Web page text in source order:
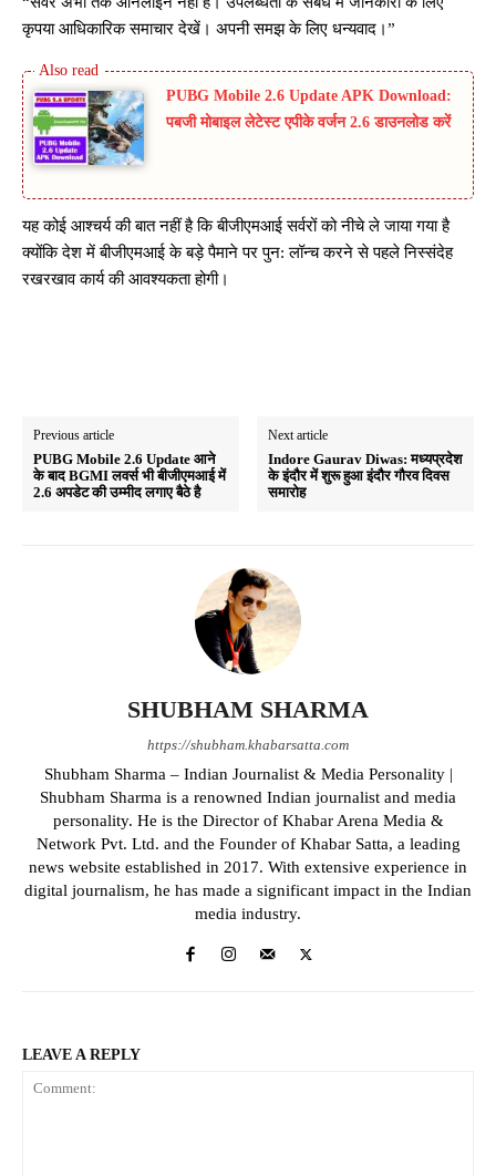
कृपया आधिकारिक समाचार देखें। अपनी समझ के लिए धन्यवाद।”
PUBG Mobile 2.6 Update APK Download:
पबजी मोबाइल लेटेस्ट एपीके वर्जन 2.6 डाउनलोड करें
यह कोई आश्चर्य की बात नहीं है कि बीजीएमआई सर्वरों को नीचे ले जाया गया है
क्योंकि देश में बीजीएमआई के बड़े पैमाने पर पुन: लॉन्च करने से पहले निस्संदेह
रखरखाव कार्य की आवश्यकता होगी।
Previous article
PUBG Mobile 2.6 Update आने
के बाद BGMI लवर्स भी बीजीएमआई में
2.6 अपडेट की उम्मीद लगाए बैठे है
Next article
Indore Gaurav Diwas: मध्यप्रदेश
के इंदौर में शुरू हुआ इंदौर गौरव दिवस
समारोह
SHUBHAM SHARMA
https://shubham.khabarsatta.com
Shubham Sharma – Indian Journalist & Media Personality |
Shubham Sharma is a renowned Indian journalist and media
personality. He is the Director of Khabar Arena Media &
Network Pvt. Ltd. and the Founder of Khabar Satta, a leading
news website established in 2017. With extensive experience in
digital journalism, he has made a significant impact in the Indian
media industry.
LEAVE A REPLY